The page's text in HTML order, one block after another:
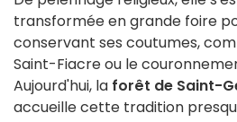
transformée en grande foire
conservant ses coutumes,
Saint-Fiacre ou le
Aujourd'hui, la forêt de Saint-
accueille cette tradition